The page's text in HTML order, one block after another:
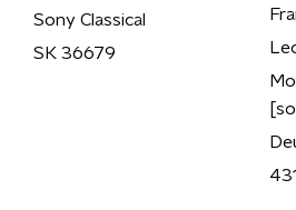
Sony Classical
SK 36679